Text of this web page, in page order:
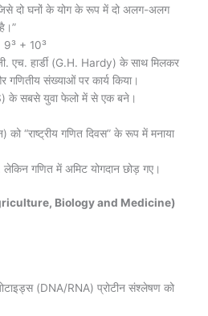
दो घनों के योग के रूप में दो अलग-अलग
9³ + 10³
एच. हार्डी (G.H. Hardy) के साथ मिलकर
संख्याओं पर कार्य किया।
के सबसे युवा फेलो में से एक बने।
को “राष्ट्रीय गणित दिवस” के रूप में मनाया
गणित में अमिट योगदान छोड़ गए।
(Agriculture, Biology and Medicine)
(DNA/RNA) प्रोटीन संश्लेषण को